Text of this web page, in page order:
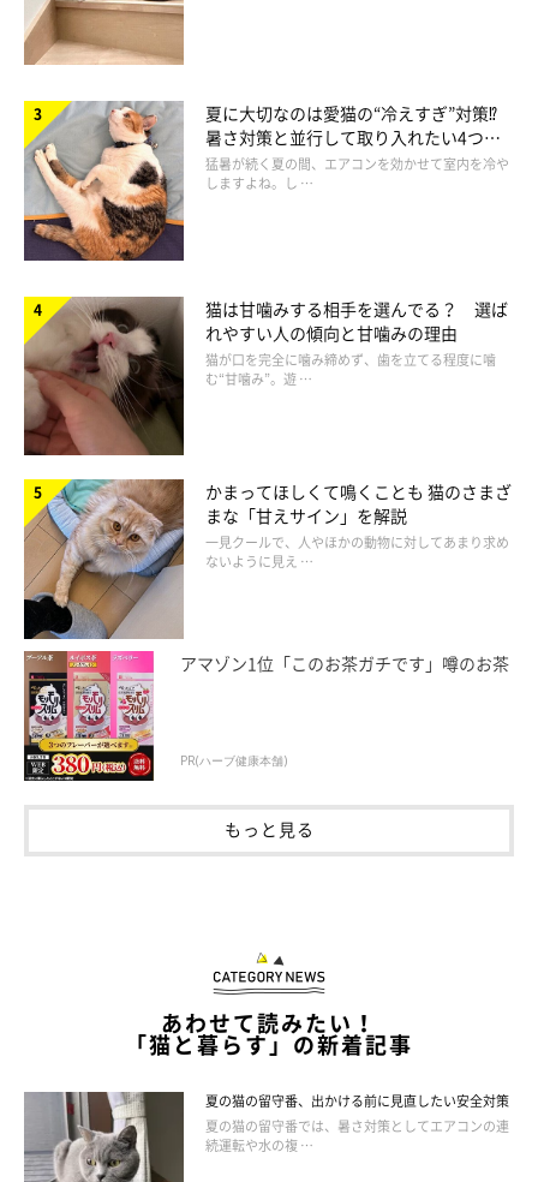
夏に大切なのは愛猫の“冷えすぎ”対策⁉
暑さ対策と並行して取り入れたい4つの
工夫
猛暑が続く夏の間、エアコンを効かせて室内を冷や
しますよね。し …
猫は甘噛みする相手を選んでる？ 選ば
れやすい人の傾向と甘噛みの理由
猫が口を完全に噛み締めず、歯を立てる程度に噛
む“甘噛み”。遊 …
かまってほしくて鳴くことも 猫のさまざ
まな「甘えサイン」を解説
一見クールで、人やほかの動物に対してあまり求め
ないように見え …
アマゾン1位「このお茶ガチです」噂のお茶
PR(ハーブ健康本舗)
もっと見る
あわせて読みたい！
「猫と暮らす」の新着記事
夏の猫の留守番、出かける前に見直したい安全対策
夏の猫の留守番では、暑さ対策としてエアコンの連
続運転や水の複 …